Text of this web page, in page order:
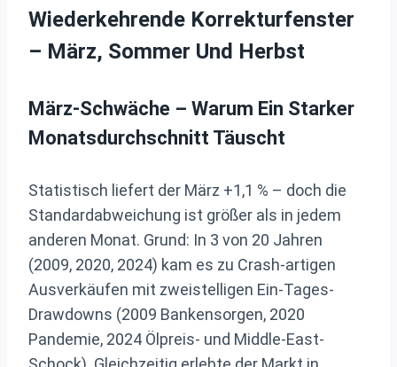
Wiederkehrende Korrekturfenster
– März, Sommer Und Herbst
März-Schwäche – Warum Ein Starker
Monatsdurchschnitt Täuscht
Statistisch liefert der März +1,1 % – doch die
Standardabweichung ist größer als in jedem
anderen Monat. Grund: In 3 von 20 Jahren
(2009, 2020, 2024) kam es zu Crash-artigen
Ausverkäufen mit zweistelligen Ein-Tages-
Drawdowns (2009 Bankensorgen, 2020
Pandemie, 2024 Ölpreis- und Middle-East-